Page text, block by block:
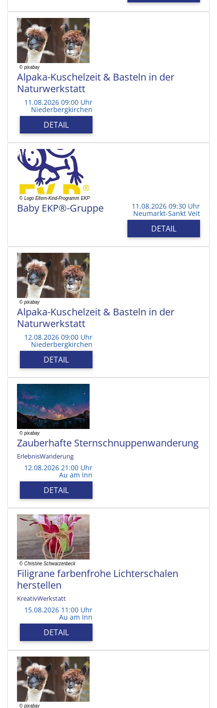
Alpaka-Kuschelzeit & Basteln in der
Naturwerkstatt
11.08.2026 09:00 Uhr
Niederbergkirchen
DETAIL
Baby EKP®-Gruppe 11.08.2026 09:30 Uhr
Neumarkt-Sankt Veit
DETAIL
Alpaka-Kuschelzeit & Basteln in der
Naturwerkstatt
12.08.2026 09:00 Uhr
Niederbergkirchen
DETAIL
Zauberhafte Sternschnuppenwanderung
ErlebnisWanderung
12.08.2026 21:00 Uhr
Au am Inn
DETAIL
Filigrane farbenfrohe Lichterschalen
herstellen
KreativWerkstatt
15.08.2026 11:00 Uhr
Au am Inn
DETAIL